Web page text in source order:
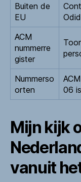
Buiten de
EU
ACM
nummerre
gister
Nummerso
orten
06
Mijn kijk
vanuit